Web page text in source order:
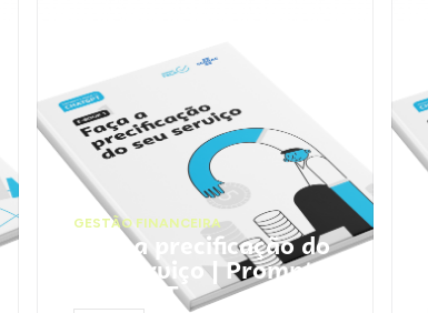
GESTÃO FINANCEIRA
Faça a precificação do
seu serviço | Prompts
ChatGPT